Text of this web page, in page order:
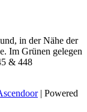
in der Nähe der
Im Grünen gelegen
& 448
| Powered